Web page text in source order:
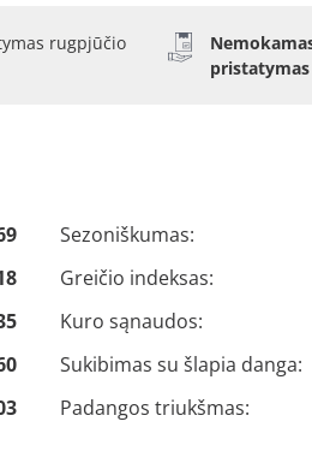
rugpjūčio
Sezoniškumas:
Greičio indeksas:
Kuro sąnaudos:
Sukibimas su šlapia danga:
Padangos triukšmas: